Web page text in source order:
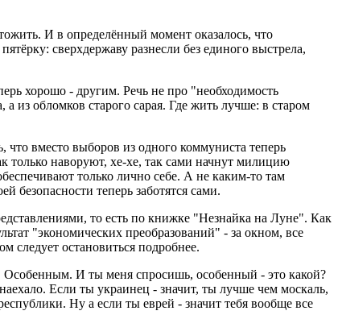
И в определённый момент оказалось, что
сверхдержаву разнесли без единого выстрела,
хорошо - другим. Речь не про "необходимость
из обломков старого сарая. Где жить лучше: в старом
что вместо выборов из одного коммуниста теперь
только наворуют, хе-хе, так сами начнут милицию
только лично себе. А не каким-то там
теперь заботятся сами.
то есть по книжке "Незнайка на Луне". Как
"экономических преобразований" - за окном, все
следует остановиться подробнее.
Особенным. И ты меня спросишь, особенный - это какой?
Если ты украинец - значит, ты лучше чем москаль,
Ну а если ты еврей - значит тебя вообще все